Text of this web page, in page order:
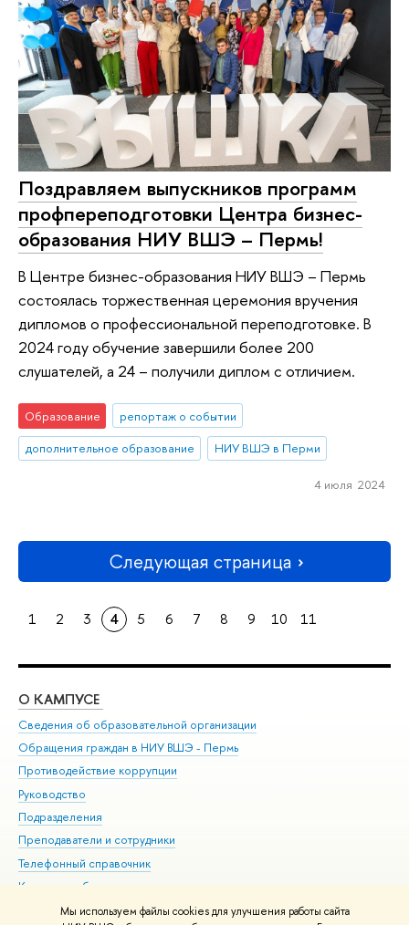
Мы используем файлы cookies для улучшения работы сайта
Поздравляем выпускников программ
профпереподготовки Центра бизнес-
образования НИУ ВШЭ – Пермь!
В Центре бизнес-образования НИУ ВШЭ – Пермь
состоялась торжественная церемония вручения
дипломов о профессиональной переподготовке. В
2024 году обучение завершили более 200
слушателей, а 24 – получили диплом с отличием.
Образование
репортаж о событии
дополнительное образование
НИУ ВШЭ в Перми
4 июля 2024
Следующая страница
1 2 3 4 5 6 7 8 9 10 11
О КАМПУСЕ
Сведения об образовательной организации
Обращения граждан в НИУ ВШЭ - Пермь
Противодействие коррупции
Руководство
Подразделения
Преподаватели и сотрудники
Телефонный справочник
Корпуса и общежития
ВШЭ для студентов с ограниченными возможностями